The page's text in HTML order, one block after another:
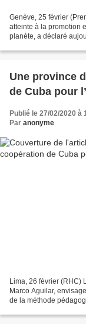
Genève, 25 février
atteinte à la promotion
planète, a déclaré
Une province
de Cuba pour
Publié le 27/02/2020 à
Par anonyme
Lima, 26 février (RHC)
Marco Aguilar,
de la méthode